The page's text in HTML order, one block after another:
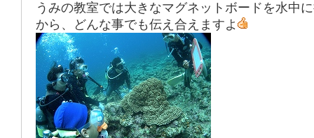
うみの教室では大きなマグネットボードを水中
から、どんな事でも伝え合えますよ